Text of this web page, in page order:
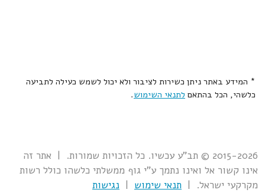
* המידע באתר ניתן כשירות לציבור ולא יכול לשמש כעילה לתביעה
כלשהי, הכל בהתאם לתנאי השימוש.
2015-2026 © תב"ע עכשיו. כל הזכויות שמורות. | אתר זה
אינו קשור אל ואינו נתמך ע"י גוף ממשלתי כלשהו כולל רשות
מקרקעי ישראל. | תנאי שימוש | נגישות